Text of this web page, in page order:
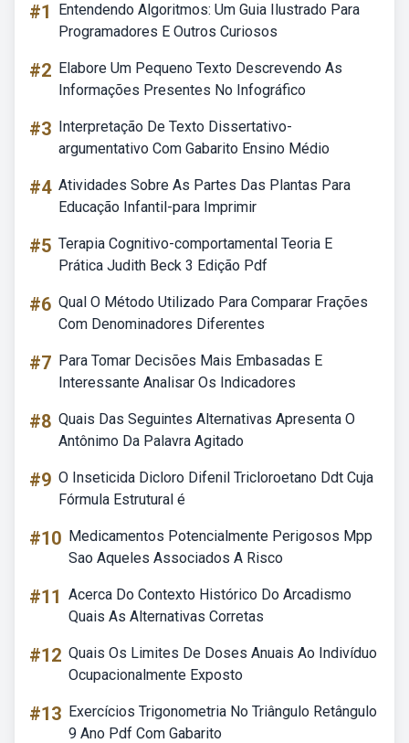
#1
Entendendo Algoritmos: Um Guia Ilustrado Para
Programadores E Outros Curiosos
#2 Elabore Um Pequeno Texto Descrevendo As
Informações Presentes No Infográfico
#3 Interpretação De Texto Dissertativo-
argumentativo Com Gabarito Ensino Médio
#4 Atividades Sobre As Partes Das Plantas Para
Educação Infantil-para Imprimir
#5 Terapia Cognitivo-comportamental Teoria E
Prática Judith Beck 3 Edição Pdf
#6 Qual O Método Utilizado Para Comparar Frações
Com Denominadores Diferentes
#7 Para Tomar Decisões Mais Embasadas E
Interessante Analisar Os Indicadores
#8 Quais Das Seguintes Alternativas Apresenta O
Antônimo Da Palavra Agitado
#9 O Inseticida Dicloro Difenil Tricloroetano Ddt Cuja
Fórmula Estrutural é
#10 Medicamentos Potencialmente Perigosos Mpp
Sao Aqueles Associados A Risco
#11 Acerca Do Contexto Histórico Do Arcadismo
Quais As Alternativas Corretas
#12 Quais Os Limites De Doses Anuais Ao Indivíduo
Ocupacionalmente Exposto
#13 Exercícios Trigonometria No Triângulo Retângulo
9 Ano Pdf Com Gabarito